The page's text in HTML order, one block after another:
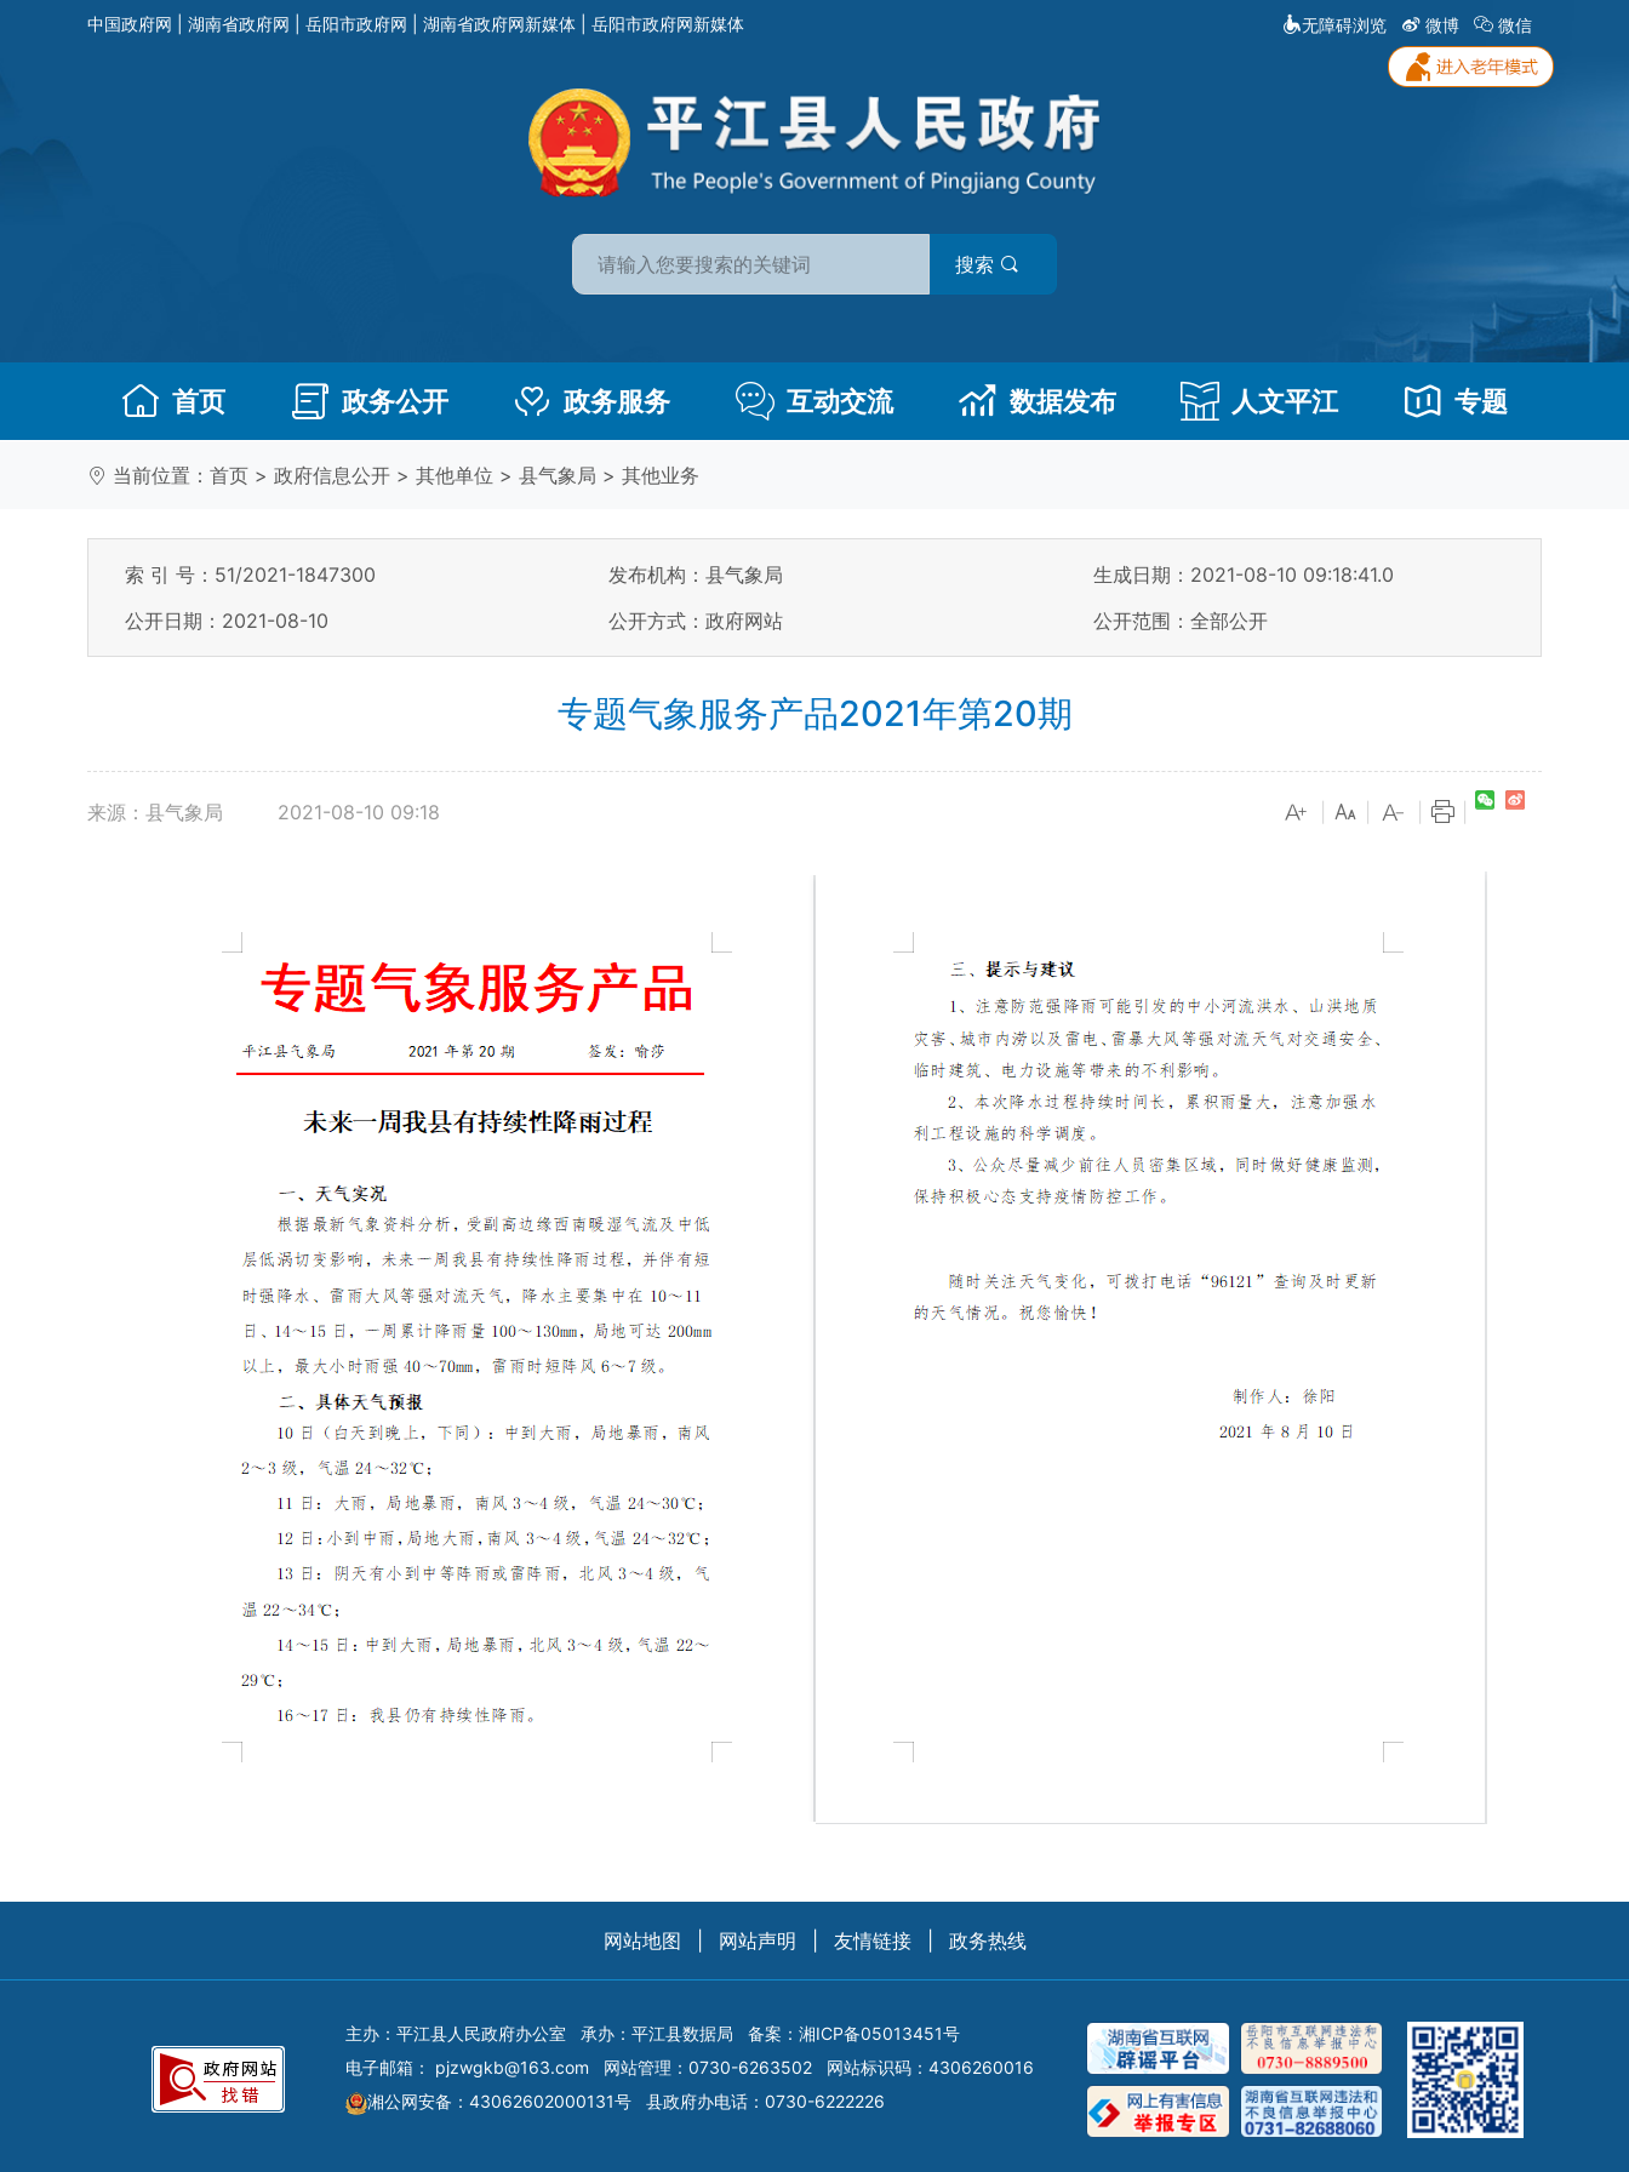
中国政府网 湖南省政府网 岳阳市政府网 湖南省政府网新媒体 岳阳市政府网新媒体 无障碍浏览 微博 微信
搜索
首页 政务公开 政务服务 互动交流 数据发布 人文平江 专题
当前位置： 首页 > 政府信息公开 > 其他单位 > 县气象局 > 其他业务
索 引 号：51/2021-1847300 发布机构：县气象局
生成日期：2021-08-10 09:18:41.0
公开日期：2021-08-10
公开方式：政府网站 公开范围：全部公开
专题气象服务产品2021年第20期
来源：县气象局 2021-08-10 09:18
网站地图 网站声明 友情链接 政务热线
主办：平江县人民政府办公室 承办：平江县数据局 备案： 湘ICP备05013451号
电子邮箱： pjzwgkb@163.com 网站管理：0730-6263502
网站标识码：4306260016
湘公网安备：43062602000131号
县政府办电话：0730-6222226